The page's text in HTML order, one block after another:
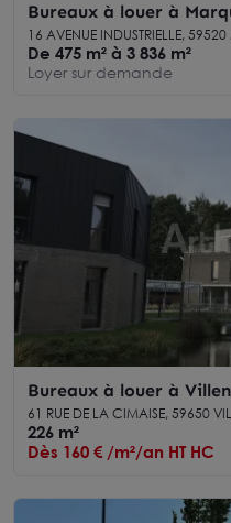
Bureaux à louer à
neufs avec stockage
16 AVENUE INDUSTRIELLE, 59520
De 475 m² à 3 836 m²
Loyer sur demande
Bureaux à louer à
privatives et
61 RUE DE LA CIMAISE, 59650
226 m²
Dès 160 € /m²/an HT HC